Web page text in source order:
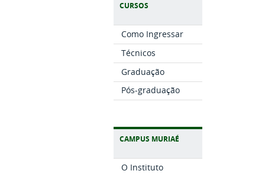
CURSOS
Como Ingressar
Técnicos
Graduação
Pós-graduação
CAMPUS MURIAÉ
O Instituto